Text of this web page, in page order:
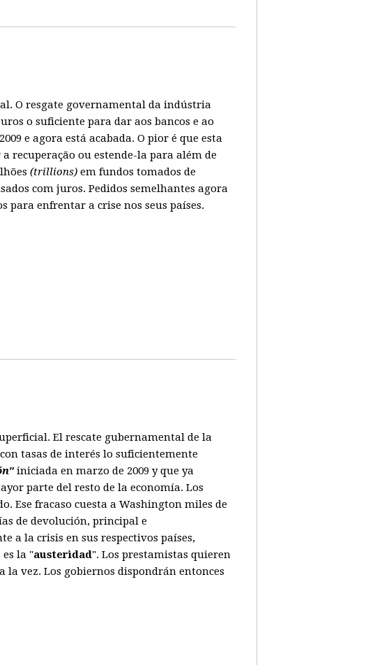
O resgate governamental da indústria
o suficiente para dar aos bancos e ao
e agora está acabada. O pior é que esta
recuperação ou estende-la para além de
(trillions) em fundos tomados de
com juros. Pedidos semelhantes agora
enfrentar a crise nos seus países.
El rescate gubernamental de la
tasas de interés lo suficientemente
iniciada en marzo de 2009 y que ya
parte del resto de la economía. Los
Ese fracaso cuesta a Washington miles de
de devolución, principal e
a la crisis en sus respectivos países,
la "austeridad". Los prestamistas quieren
la vez. Los gobiernos dispondrán entonces